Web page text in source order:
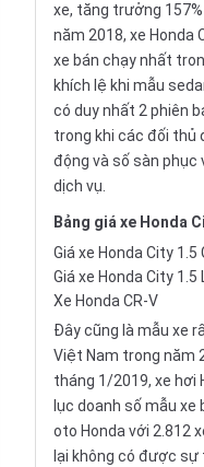
xe, tăng trưởng
năm 2018, xe Honda
xe bán chạy nhất
khích lệ khi mẫu
có duy nhất 2 phiên
trong khi các đối thủ
động và số sàn phục
dịch vụ.
Bảng giá xe Honda
Giá xe Honda City 1.5
Giá xe Honda City
Xe Honda CR-V
Đây cũng là mẫu xe
Việt Nam trong năm
tháng 1/2019, xe hơi
lục doanh số mẫu
oto Honda với 2.812
lại không có được